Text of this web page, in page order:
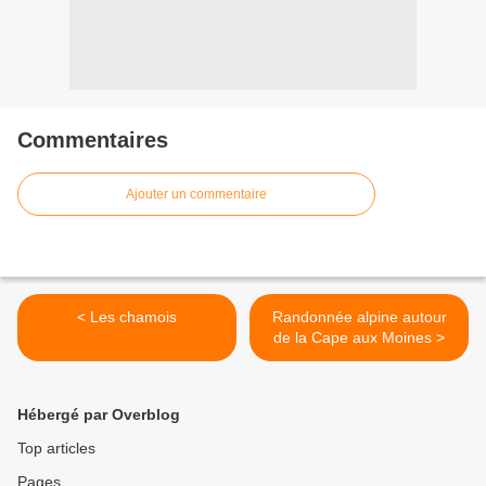
Commentaires
Ajouter un commentaire
< Les chamois
Randonnée alpine autour
de la Cape aux Moines >
Hébergé par Overblog
Top articles
Pages